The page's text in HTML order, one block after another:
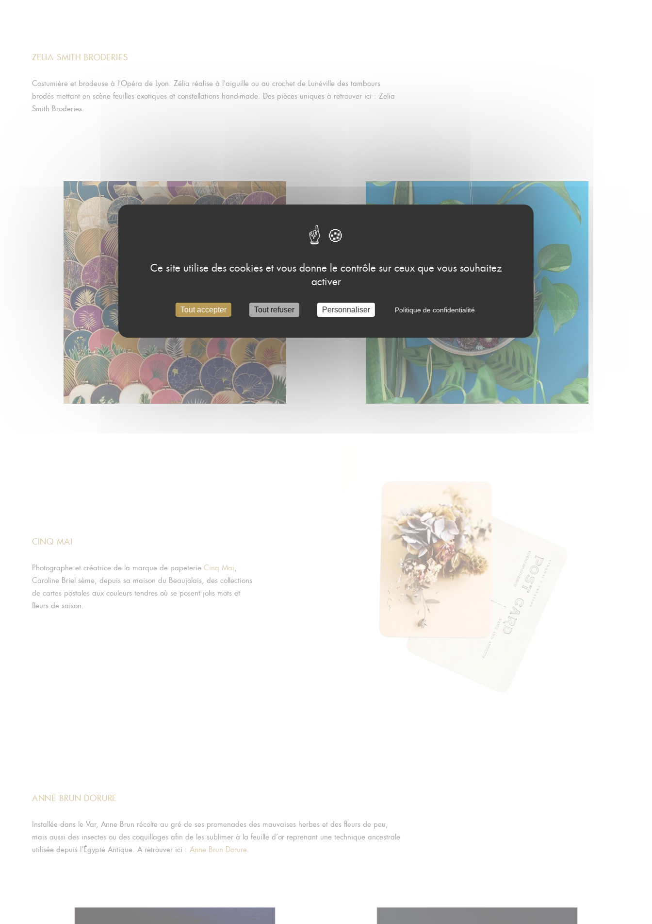
Ce site utilise des cookies et vous donne le contrôle sur ceux que vous souhaitez
activer
Tout accepter Tout refuser Personnaliser Politique de confidentialité
ZELIA SMITH BRODERIES
Costumière et brodeuse à l’Opéra de Lyon. Zélia réalise à l’aiguille ou au crochet de Lunéville des tambours
brodés mettant en scène feuilles exotiques et constellations hand-made. Des pièces uniques à retrouver ici : Zelia
Smith Broderies.
CINQ MAI
Photographe et créatrice de la marque de papeterie Cinq Mai,
Caroline Briel sème, depuis sa maison du Beaujolais, des collections
de cartes postales aux couleurs tendres où se posent jolis mots et
fleurs de saison.
ANNE BRUN DORURE
Installée dans le Var, Anne Brun récolte au gré de ses promenades des mauvaises herbes et des fleurs de peu,
mais aussi des insectes ou des coquillages afin de les sublimer à la feuille d’or reprenant une technique ancestrale
utilisée depuis l’Égypte Antique. A retrouver ici : Anne Brun Dorure.